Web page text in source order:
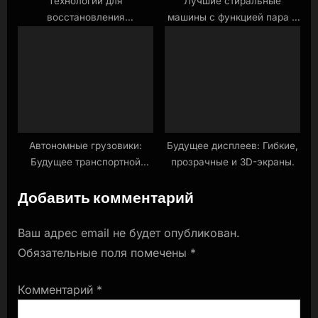
восстановления
машины с функцией пара и
Автономные грузовики:
Будущее транспортной
Будущее дисплеев: Гибкие,
прозрачные и 3D-экраны.
Добавить комментарий
Ваш адрес email не будет опубликован.
Обязательные поля помечены *
Комментарий *